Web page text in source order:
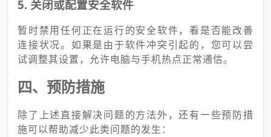
5. 关闭或配置安全软件
暂时禁用任何正在运行的安全软件，看是否能改善
连接状况。如果是由于软件冲突引起的，您可以尝
试调整其设置，允许电脑与手机热点正常通信。
四、预防措施
除了上述直接解决问题的方法外，还有一些预防措
施可以帮助减少此类问题的发生：